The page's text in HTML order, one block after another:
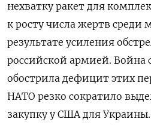
нехватку ракет для
к росту числа жертв среди
результате усиления
российской армией. Война
обострила дефицит этих
НАТО резко сократило
закупку у США для